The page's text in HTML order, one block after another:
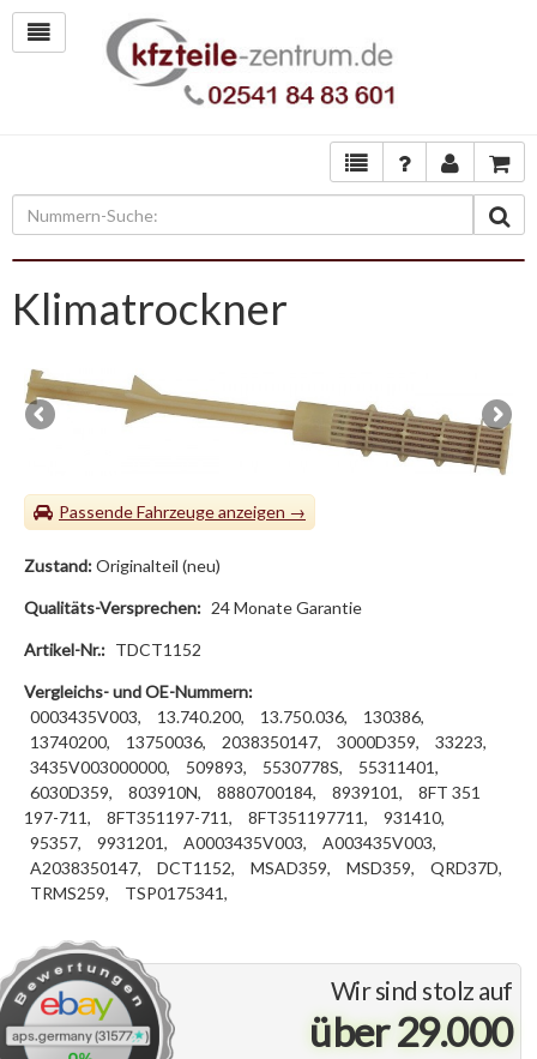
Klimatrockner
Passende Fahrzeuge
Wir sind stolz auf
über 29.000
Zustand:Originalteil (neu)
Qualitäts-Versprechen: 24 Monate Garantie
Artikel-Nr.: TDCT1152
Vergleichs- und OE-Nummern:
0003435V003,
13.740.200, 13.750.036,
130386,
13740200,
13750036, 2038350147, 3000D359,
33223,
3435V003000000,
509893, 5530778S,
55311401,
6030D359,
803910N, 8880700184, 8939101,
8FT 351
197-711,
8FT351197-711, 8FT351197711,
931410,
95357,
9931201, A0003435V003,
A003435V003,
A2038350147,
DCT1152, MSAD359, MSD359,
QRD37D,
TRMS259,
TSP0175341,